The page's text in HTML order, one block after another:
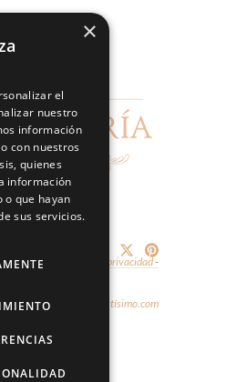
Aviso legal y política de privacidad-
y hospedaje:
Internetísimo.com
×
el
nuestro
información
con nuestros
quienes
información
o que hayan
sus servicios.